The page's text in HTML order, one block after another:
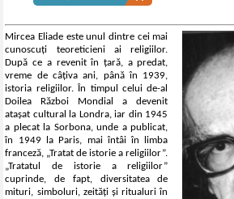
Mircea Eliade este unul dintre cei mai
cunoscuți teoreticieni ai religiilor.
După ce a revenit în țară, a predat,
vreme de câțiva ani, până în 1939,
istoria religiilor. În timpul celui de-al
Doilea Război Mondial a devenit
atașat cultural la Londra, iar din 1945
a plecat la Sorbona, unde a publicat,
în 1949 la Paris, mai întâi în limba
franceză, „Tratat de istorie a religiilor”.
„Tratatul de istorie a religiilor”
cuprinde, de fapt, diversitatea de
mituri, simboluri, zeități și ritualuri în